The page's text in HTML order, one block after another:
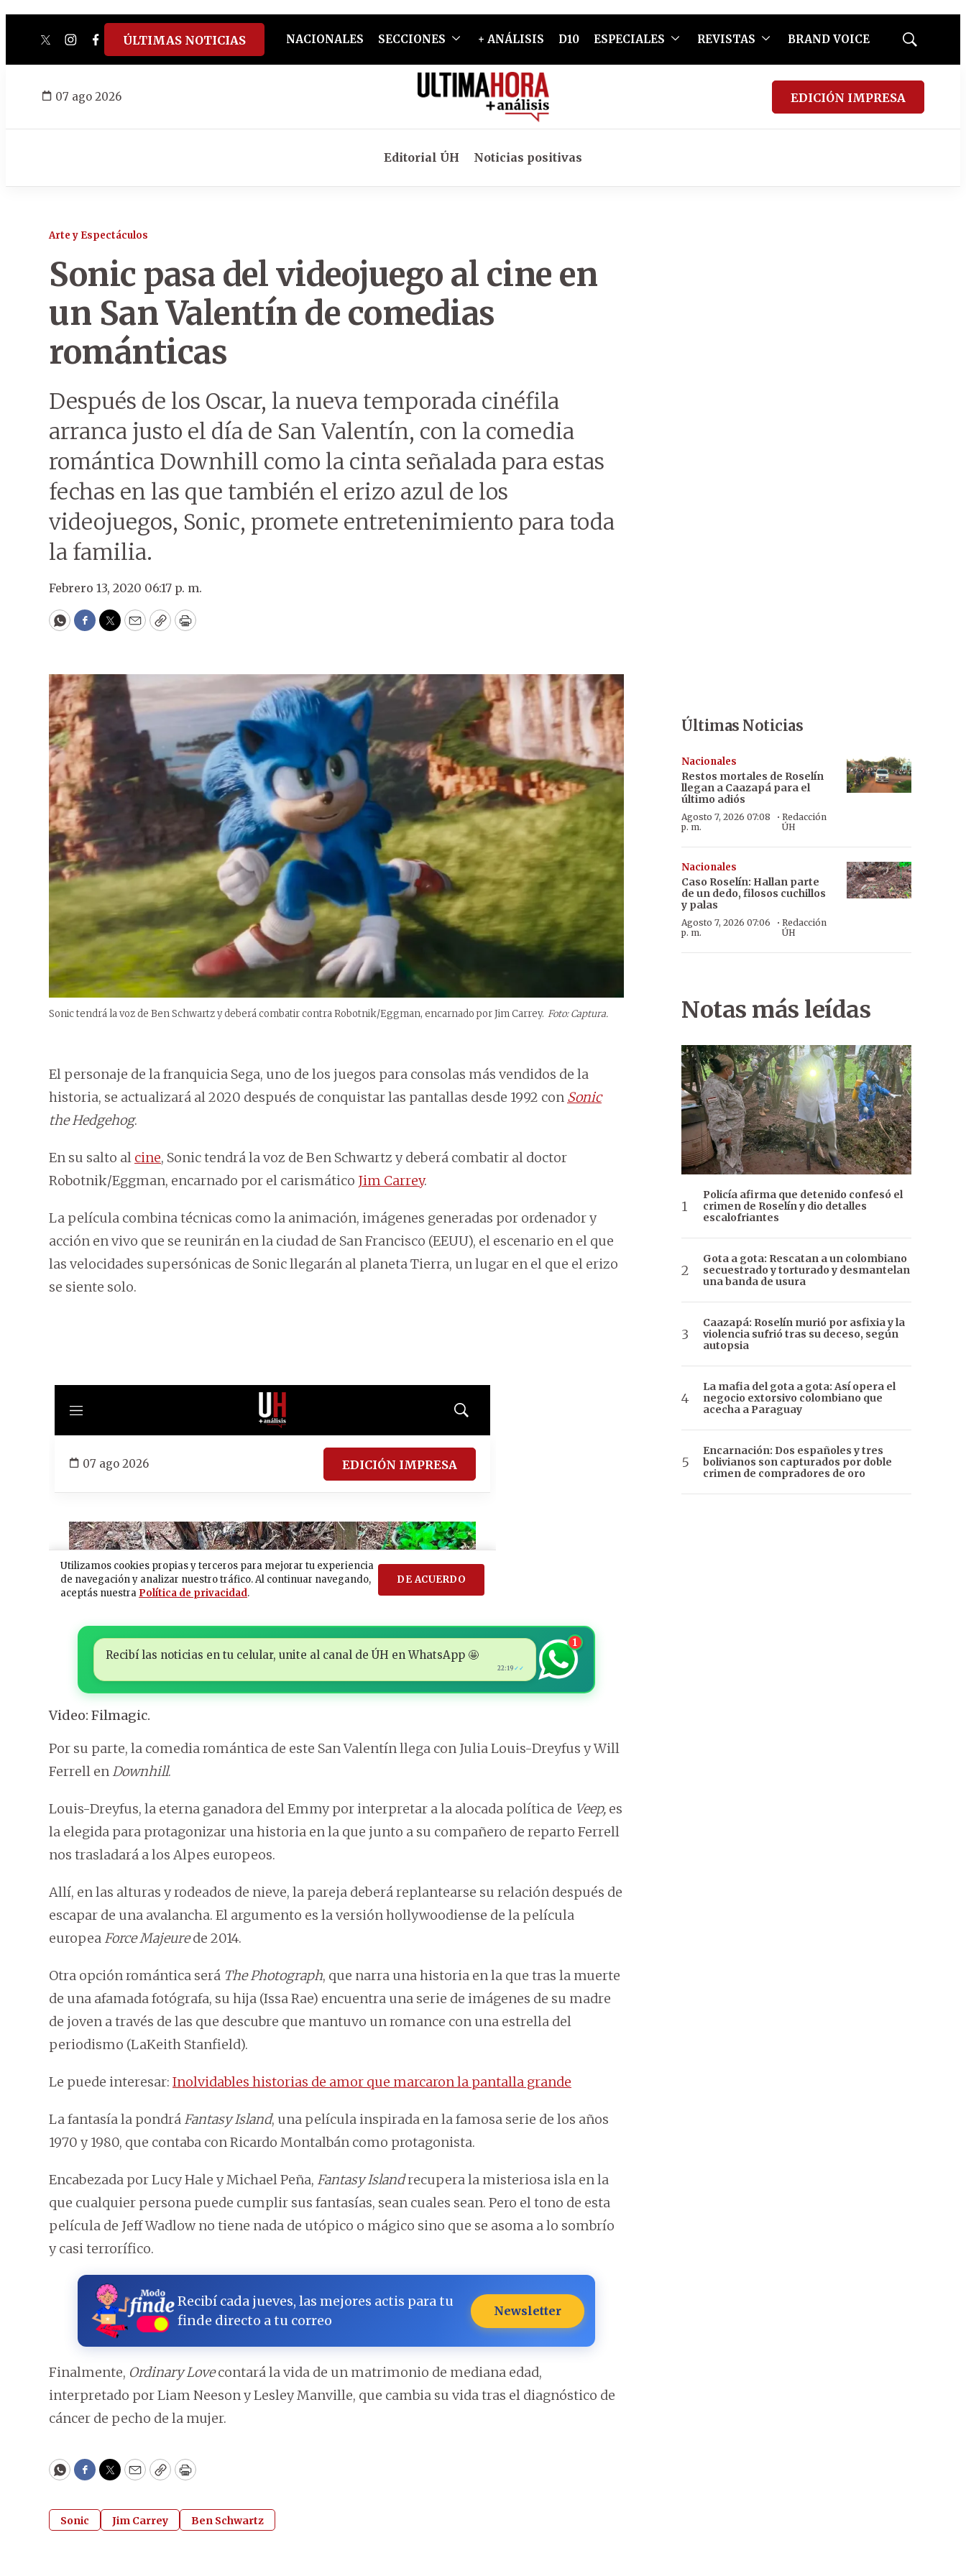
twitterinstagram
facebook
tiktokyoutube
spotify
ÚLTIMAS NOTICIAS NACIONALES SECCIONES + ANÁLISIS D10 ESPECIALES REVISTAS BRAND VOICE
Mostrar
07 ago 2026 EDICIÓN IMPRESA
Editorial ÚH Noticias positivas
Arte y Espectáculos
Sonic pasa del videojuego al cine en
un San Valentín de comedias
románticas
Después de los Oscar, la nueva temporada cinéfila
arranca justo el día de San Valentín, con la comedia
romántica Downhill como la cinta señalada para estas
fechas en las que también el erizo azul de los
videojuegos, Sonic, promete entretenimiento para toda
la familia.
Febrero 13, 2020 06:17 p. m.
WhatsApp
Facebook
Twitter
EmailCopyPrint
Sonic tendrá la voz de Ben Schwartz y deberá combatir contra Robotnik/Eggman, encarnado por Jim Carrey. Foto: Captura.
El personaje de la franquicia Sega, uno de los juegos para consolas más vendidos de la
historia, se actualizará al 2020 después de conquistar las pantallas desde 1992 con Sonic
the Hedgehog.
En su salto al cine, Sonic tendrá la voz de Ben Schwartz y deberá combatir al doctor
Robotnik/Eggman, encarnado por el carismático Jim Carrey.
La película combina técnicas como la animación, imágenes generadas por ordenador y
acción en vivo que se reunirán en la ciudad de San Francisco (EEUU), el escenario en el que
las velocidades supersónicas de Sonic llegarán al planeta Tierra, un lugar en el que el erizo
se siente solo.
Recibí las noticias en tu celular, unite al canal de ÚH en WhatsApp 🤩
22:19 ✓✓
1
Video: Filmagic.
Por su parte, la comedia romántica de este San Valentín llega con Julia Louis-Dreyfus y Will
Ferrell enDownhill.
Louis-Dreyfus, la eterna ganadora del Emmy por interpretar a la alocada política de Veep, es
la elegida para protagonizar una historia en la que junto a su compañero de reparto Ferrell
nos trasladará a los Alpes europeos.
Allí, en las alturas y rodeados de nieve, la pareja deberá replantearse su relación después de
escapar de una avalancha. El argumento es la versión hollywoodiense de la película
europea Force Majeurede 2014.
Otra opción romántica será The Photograph, que narra una historia en la que tras la muerte
de una afamada fotógrafa, su hija (Issa Rae) encuentra una serie de imágenes de su madre
de joven a través de las que descubre que mantuvo un romance con una estrella del
periodismo (LaKeith Stanfield).
Le puede interesar: Inolvidables historias de amor que marcaron la pantalla grande
La fantasía la pondrá Fantasy Island, una película inspirada en la famosa serie de los años
1970 y 1980, que contaba con Ricardo Montalbán como protagonista.
Encabezada por Lucy Hale y Michael Peña, Fantasy Islandrecupera la misteriosa isla en la
que cualquier persona puede cumplir sus fantasías, sean cuales sean. Pero el tono de esta
película de Jeff Wadlow no tiene nada de utópico o mágico sino que se asoma a lo sombrío
y casi terrorífico.
Recibí cada jueves, las mejores actis para tu
finde directo a tu correo
Newsletter
Finalmente, Ordinary Lovecontará la vida de un matrimonio de mediana edad,
interpretado por Liam Neeson y Lesley Manville, que cambia su vida tras el diagnóstico de
cáncer de pecho de la mujer.
WhatsApp
Facebook
Twitter
EmailCopyPrint
Sonic Jim Carrey Ben Schwartz
Últimas Noticias
Nacionales
Restos mortales de Roselín
llegan a Caazapá para el
último adiós
Agosto 7, 2026 07:08
p. m.
· Redacción
ÚH
Nacionales
Caso Roselín: Hallan parte
de un dedo, filosos cuchillos
y palas
Agosto 7, 2026 07:06
p. m.
· Redacción
ÚH
Notas más leídas
Policía afirma que detenido confesó el
crimen de Roselín y dio detalles
escalofriantes
Gota a gota: Rescatan a un colombiano
secuestrado y torturado y desmantelan
una banda de usura
Caazapá: Roselín murió por asfixia y la
violencia sufrió tras su deceso, según
autopsia
La mafia del gota a gota: Así opera el
negocio extorsivo colombiano que
acecha a Paraguay
Encarnación: Dos españoles y tres
bolivianos son capturados por doble
crimen de compradores de oro